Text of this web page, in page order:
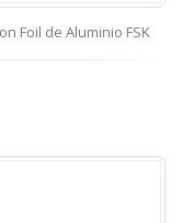
Foil de Aluminio FSK